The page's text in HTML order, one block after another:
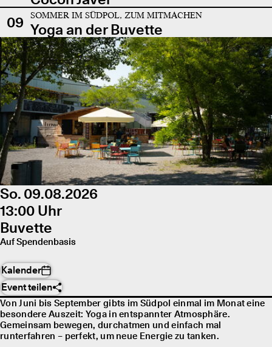
09
SOMMER IM SÜDPOL, ZUM MITMACHEN
Yoga an der Buvette
So. 09.08.2026
13:00 Uhr
Buvette
Auf Spendenbasis
Kalender
Event teilen
Von Juni bis September gibts im Südpol einmal im Monat eine
besondere Auszeit: Yoga in entspannter Atmosphäre.
Gemeinsam bewegen, durchatmen und einfach mal
runterfahren – perfekt, um neue Energie zu tanken.